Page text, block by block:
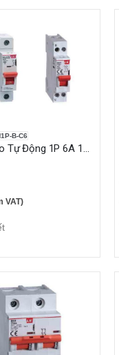
B-C6
Cầu Dao Tự Động 1P 6A 10KA
VAT)